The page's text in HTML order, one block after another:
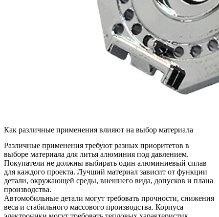
Как различные применения влияют на выбор материала
Различные применения требуют разных приоритетов в
выборе материала для литья алюминия под давлением.
Покупатели не должны выбирать один алюминиевый сплав
для каждого проекта. Лучший материал зависит от функции
детали, окружающей среды, внешнего вида, допусков и плана
производства.
Автомобильные детали могут требовать прочности, снижения
веса и стабильного массового производства. Корпуса